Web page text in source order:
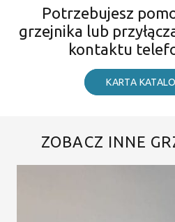
Potrzebujesz
grzejnika lub
kontaktu
KARTA
ZOBACZ INNE